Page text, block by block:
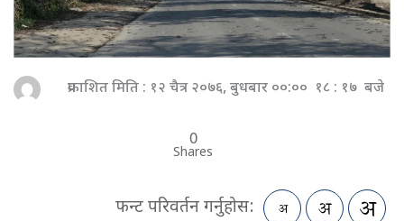
प्रकाशित मिति : १२ चैत्र २०७६, बुधबार ००:०० १८ : १७ बजे
0
Shares
फन्ट परिवर्तन गर्नुहोस: